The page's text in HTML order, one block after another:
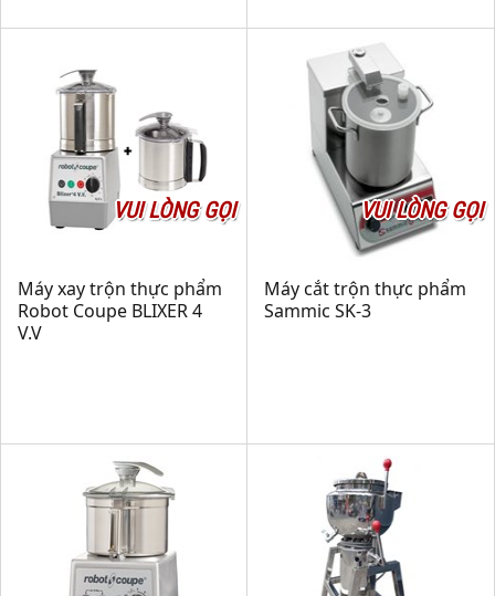
VUI LÒNG GỌI
Máy xay trộn thực phẩm
Robot Coupe BLIXER 4
V.V
VUI LÒNG GỌI
Máy cắt trộn thực phẩm
Sammic SK-3